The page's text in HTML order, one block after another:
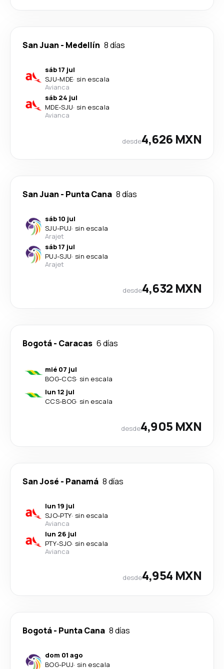
San Juan - Medellín 8 días
sáb 17 jul
SJU-MDE· sin escala
Avianca
sáb 24 jul
MDE-SJU· sin escala
Avianca
desde4,626 MXN
San Juan - Punta Cana 8 días
sáb 10 jul
SJU-PUJ· sin escala
Arajet
sáb 17 jul
PUJ-SJU· sin escala
Arajet
desde4,632 MXN
Bogotá- Caracas 6 días
mié 07 jul
BOG-CCS· sin escala
lun 12 jul
CCS-BOG· sin escala
desde4,905 MXN
San José - Panamá 8 días
lun 19 jul
SJO-PTY· sin escala
Avianca
lun 26 jul
PTY-SJO· sin escala
Avianca
desde4,954 MXN
Bogotá- Punta Cana 8 días
dom 01 ago
BOG-PUJ· sin escala